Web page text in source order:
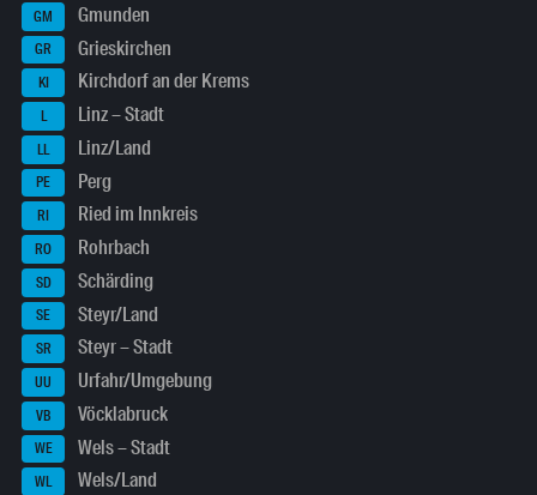
GM Gmunden
GR Grieskirchen
KI Kirchdorf an der Krems
L Linz – Stadt
LL Linz/Land
PE Perg
RI Ried im Innkreis
RO Rohrbach
SD Schärding
SE Steyr/Land
SR Steyr – Stadt
UU Urfahr/Umgebung
VB Vöcklabruck
WE Wels – Stadt
WL Wels/Land